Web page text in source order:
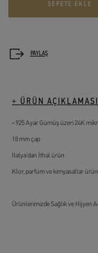
+ ÜRÜN AÇIKLAMASI
925 Ayar Gümüş üzeri 24K
18 mm çap
İtalya'dan İthal ürün
Klor, parfüm ve kimyasallar
Ürünlerimizde Sağlık ve Hijyen